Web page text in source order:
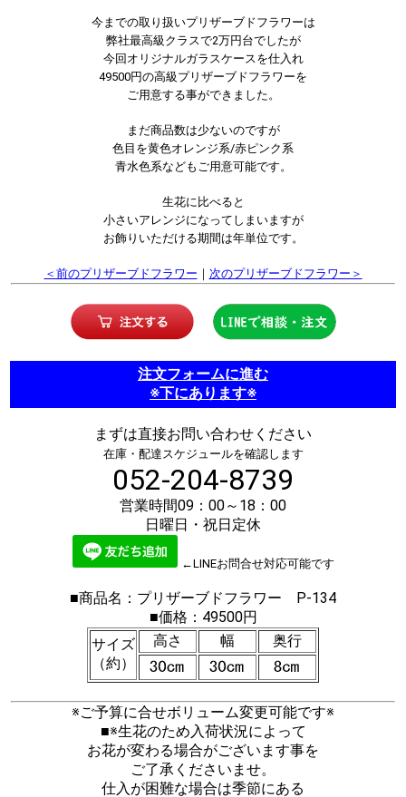
今までの取り扱いプリザーブドフラワーは
弊社最高級クラスで2万円台でしたが
今回オリジナルガラスケースを仕入れ
49500円の高級プリザーブドフラワーを
ご用意する事ができました。
まだ商品数は少ないのですが
色目を黄色オレンジ系/赤ピンク系
青水色系などもご用意可能です。
生花に比べると
小さいアレンジになってしまいますが
お飾りいただける期間は年単位です。
＜前のプリザーブドフラワー ｜ 次のプリザーブドフラワー＞
注文フォームに進む
※下にあります※
まずは直接お問い合わせください
在庫・配達スケジュールを確認します
052-204-8739
営業時間09：00～18：00
日曜日・祝日定休
←LINEお問合せ対応可能です
■商品名：プリザーブドフラワー P-134
■価格：49500円
サイズ
（約）
高さ 幅 奥行
※ご予算に合せボリューム変更可能です※
■※生花のため入荷状況によって
お花が変わる場合がございます事を
ご了承くださいませ。
仕入が困難な場合は季節にある